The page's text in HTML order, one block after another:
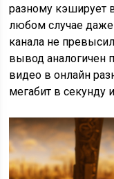
разному кэширует
любом случае
канала не
вывод аналогичен
видео в онлайн
мегабит в секунду